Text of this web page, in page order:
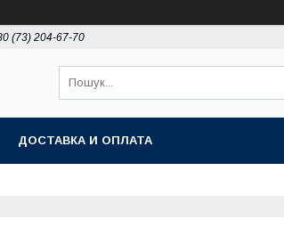
(73) 204-67-70
ДОСТАВКА И ОПЛАТА